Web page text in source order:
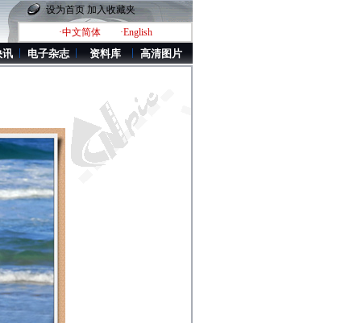
设为首页 加入收藏夹
·中文简体
·English
讯 电子杂志 资料库 高清图片